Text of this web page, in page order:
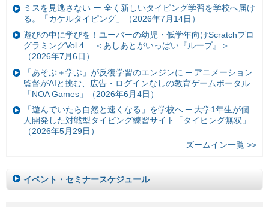
ミスを見逃さない ー 全く新しいタイピング学習を学校へ届け
る。「カケルタイピング」（2026年7月14日）
遊びの中に学びを！ユーバーの幼児・低学年向けScratchプロ
グラミングVol.4 ＜あしあとがいっぱい『ループ』＞
（2026年7月6日）
「あそぶ＋学ぶ」が反復学習のエンジンに ─ アニメーション
監督がAIと挑む、広告・ログインなしの教育ゲームポータル
「NOA Games」（2026年6月4日）
「遊んでいたら自然と速くなる」を学校へ ─ 大学1年生が個
人開発した対戦型タイピング練習サイト「タイピング無双」
（2026年5月29日）
ズームイン一覧 >>
イベント・セミナースケジュール